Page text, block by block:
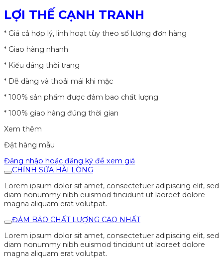
LỢI THẾ CẠNH TRANH
* Giá cả hợp lý, linh hoạt tùy theo số lượng đơn hàng
* Giao hàng nhanh
* Kiểu dáng thời trang
* Dễ dàng và thoải mái khi mặc
* 100% sản phẩm được đảm bao chất lượng
* 100% giao hàng đúng thời gian
Xem thêm
Đặt hàng mẫu
Đăng nhập hoặc đăng ký để xem giá
CHỈNH SỬA HÀI LÒNG
Lorem ipsum dolor sit amet, consectetuer adipiscing elit, sed
diam nonummy nibh euismod tincidunt ut laoreet dolore
magna aliquam erat volutpat.
ĐẢM BẢO CHẤT LƯỢNG CAO NHẤT
Lorem ipsum dolor sit amet, consectetuer adipiscing elit, sed
diam nonummy nibh euismod tincidunt ut laoreet dolore
magna aliquam erat volutpat.